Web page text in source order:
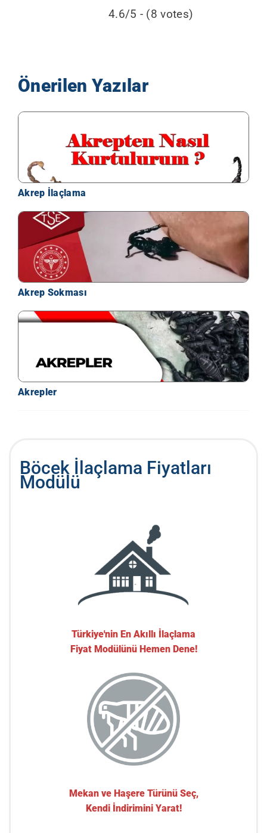
4.6/5 - (8 votes)
Önerilen Yazılar
Akrep İlaçlama
Akrep Sokması
Akrepler
Böcek İlaçlama Fiyatları
Modülü
Türkiye'nin En Akıllı İlaçlama
Fiyat Modülünü Hemen Dene!
Mekan ve Haşere Türünü Seç,
Kendi İndirimini Yarat!